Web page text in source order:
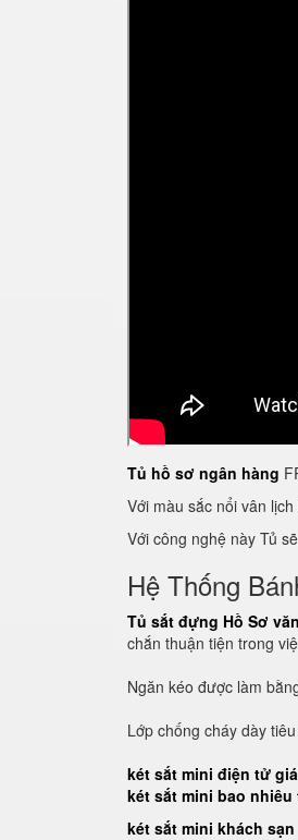
Tủ hồ sơ ngân hàng
Với màu sắc nổi vân
Với công nghệ này Tủ
Hệ Thống
Tủ sắt đựng Hồ Sơ
chắn thuận tiện trong
Ngăn kéo được làm
Lớp chống cháy dày
két sắt mini điện tử
két sắt mini bao nhiêu
két sắt mini khách sạn